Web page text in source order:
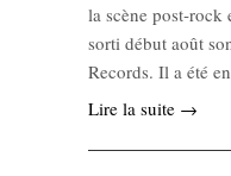
la scène
sorti début août
Records. Il a été
Lire la suite →